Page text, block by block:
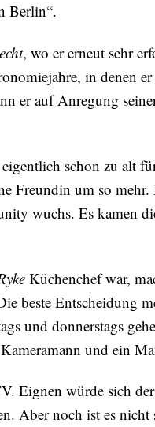
Berlin“.
, wo er erneut sehr
in denen
er auf Anregung
schon zu alt
Freundin um so
wuchs. Es kamen
Küchenchef war,
beste Entscheidung
und donnerstags
und ein
Eignen würde sich
Aber noch ist es